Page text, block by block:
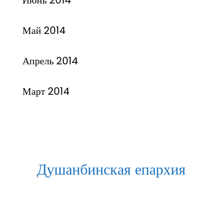
Май 2014
Апрель 2014
Март 2014
Душанбинская епархия